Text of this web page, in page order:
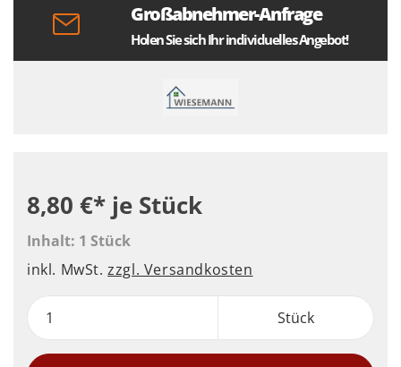
Großabnehmer-Anfrage
Holen Sie sich Ihr individuelles Angebot!
8,80 €* je Stück
Inhalt: 1 Stück
inkl. MwSt.zzgl. Versandkosten
Stück